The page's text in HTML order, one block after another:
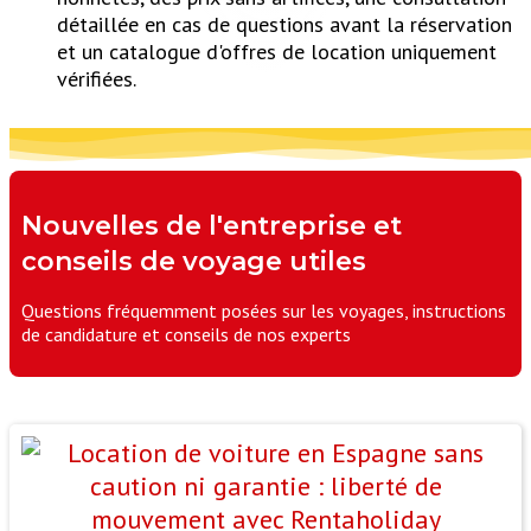
détaillée en cas de questions avant la réservation
et un catalogue d'offres de location uniquement
vérifiées.
Nouvelles de l'entreprise et
conseils de voyage utiles
Questions fréquemment posées sur les voyages, instructions
de candidature et conseils de nos experts